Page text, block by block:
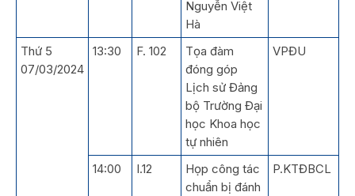
Nguyễn Việt
Hà
Thứ 5
07/03/2024
13:30 F. 102
Tọa đàm
đóng góp
Lịch sử Đảng
bộ Trường Đại
học Khoa học
tự nhiên
VPĐU
14:00 I.12
Họp công tác
chuẩn bị đánh
P.KTĐBCL